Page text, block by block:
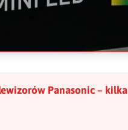
Panasonic – kilka